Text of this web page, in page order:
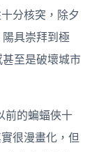
分核突，除夕
具崇拜到極
至是破壞城市
前的蝙蝠俠十
很漫畫化，但